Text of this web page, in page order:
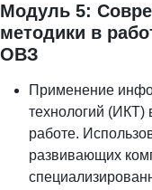
Модуль 5:
методики в
ОВЗ
Применение
технологий (ИКТ)
работе.
развивающих